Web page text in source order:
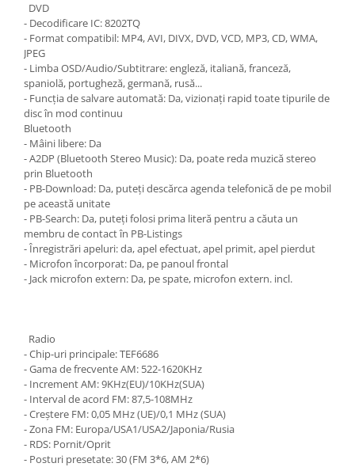
DVD
- Decodificare IC: 8202TQ
- Format compatibil: MP4, AVI, DIVX, DVD, VCD, MP3, CD, WMA,
JPEG
- Limba OSD/Audio/Subtitrare: engleză, italiană, franceză,
spaniolă, portugheză, germană, rusă...
- Funcția de salvare automată: Da, vizionați rapid toate tipurile de
disc în mod continuu
Bluetooth
- Mâini libere: Da
- A2DP (Bluetooth Stereo Music): Da, poate reda muzică stereo
prin Bluetooth
- PB-Download: Da, puteți descărca agenda telefonică de pe mobil
pe această unitate
- PB-Search: Da, puteți folosi prima literă pentru a căuta un
membru de contact în PB-Listings
- Înregistrări apeluri: da, apel efectuat, apel primit, apel pierdut
- Microfon încorporat: Da, pe panoul frontal
- Jack microfon extern: Da, pe spate, microfon extern. incl.
Radio
- Chip-uri principale: TEF6686
- Gama de frecvente AM: 522-1620KHz
- Increment AM: 9KHz(EU)/10KHz(SUA)
- Interval de acord FM: 87,5-108MHz
- Creștere FM: 0,05 MHz (UE)/0,1 MHz (SUA)
- Zona FM: Europa/USA1/USA2/Japonia/Rusia
- RDS: Pornit/Oprit
- Posturi presetate: 30 (FM 3*6, AM 2*6)